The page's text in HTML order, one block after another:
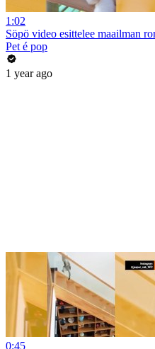
1:02
Söpö video esittelee maailman
Pet é pop
1 year ago
0:45